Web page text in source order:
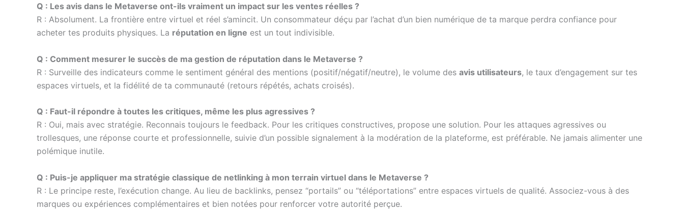
Q : Les avis dans le Metaverse ont-ils vraiment un impact sur les ventes réelles ?
R : Absolument. La frontière entre virtuel et réel s’amincit. Un consommateur déçu par l’achat d’un bien numérique de ta marque perdra confiance pour
acheter tes produits physiques. La réputation en ligne est un tout indivisible.
Q : Comment mesurer le succès de ma gestion de réputation dans le Metaverse ?
R : Surveille des indicateurs comme le sentiment général des mentions (positif/négatif/neutre), le volume des avis utilisateurs, le taux d’engagement sur tes
espaces virtuels, et la fidélité de ta communauté (retours répétés, achats croisés).
Q : Faut-il répondre à toutes les critiques, même les plus agressives ?
R : Oui, mais avec stratégie. Reconnais toujours le feedback. Pour les critiques constructives, propose une solution. Pour les attaques agressives ou
trollesques, une réponse courte et professionnelle, suivie d’un possible signalement à la modération de la plateforme, est préférable. Ne jamais alimenter une
polémique inutile.
Q : Puis-je appliquer ma stratégie classique de netlinking à mon terrain virtuel dans le Metaverse ?
R : Le principe reste, l’exécution change. Au lieu de backlinks, pensez “portails” ou “téléportations” entre espaces virtuels de qualité. Associez-vous à des
marques ou expériences complémentaires et bien notées pour renforcer votre autorité perçue.